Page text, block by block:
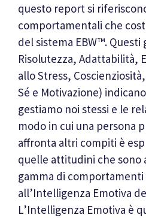
questo report si
comportamentali che
del sistema EBW™.
Risolutezza, Adattabilità,
allo Stress,
Sé e Motivazione)
gestiamo noi stessi e le
modo in cui una persona
affronta altri compiti è
quelle attitudini che sono
gamma di
all’Intelligenza Emotiva
L’Intelligenza Emotiva è